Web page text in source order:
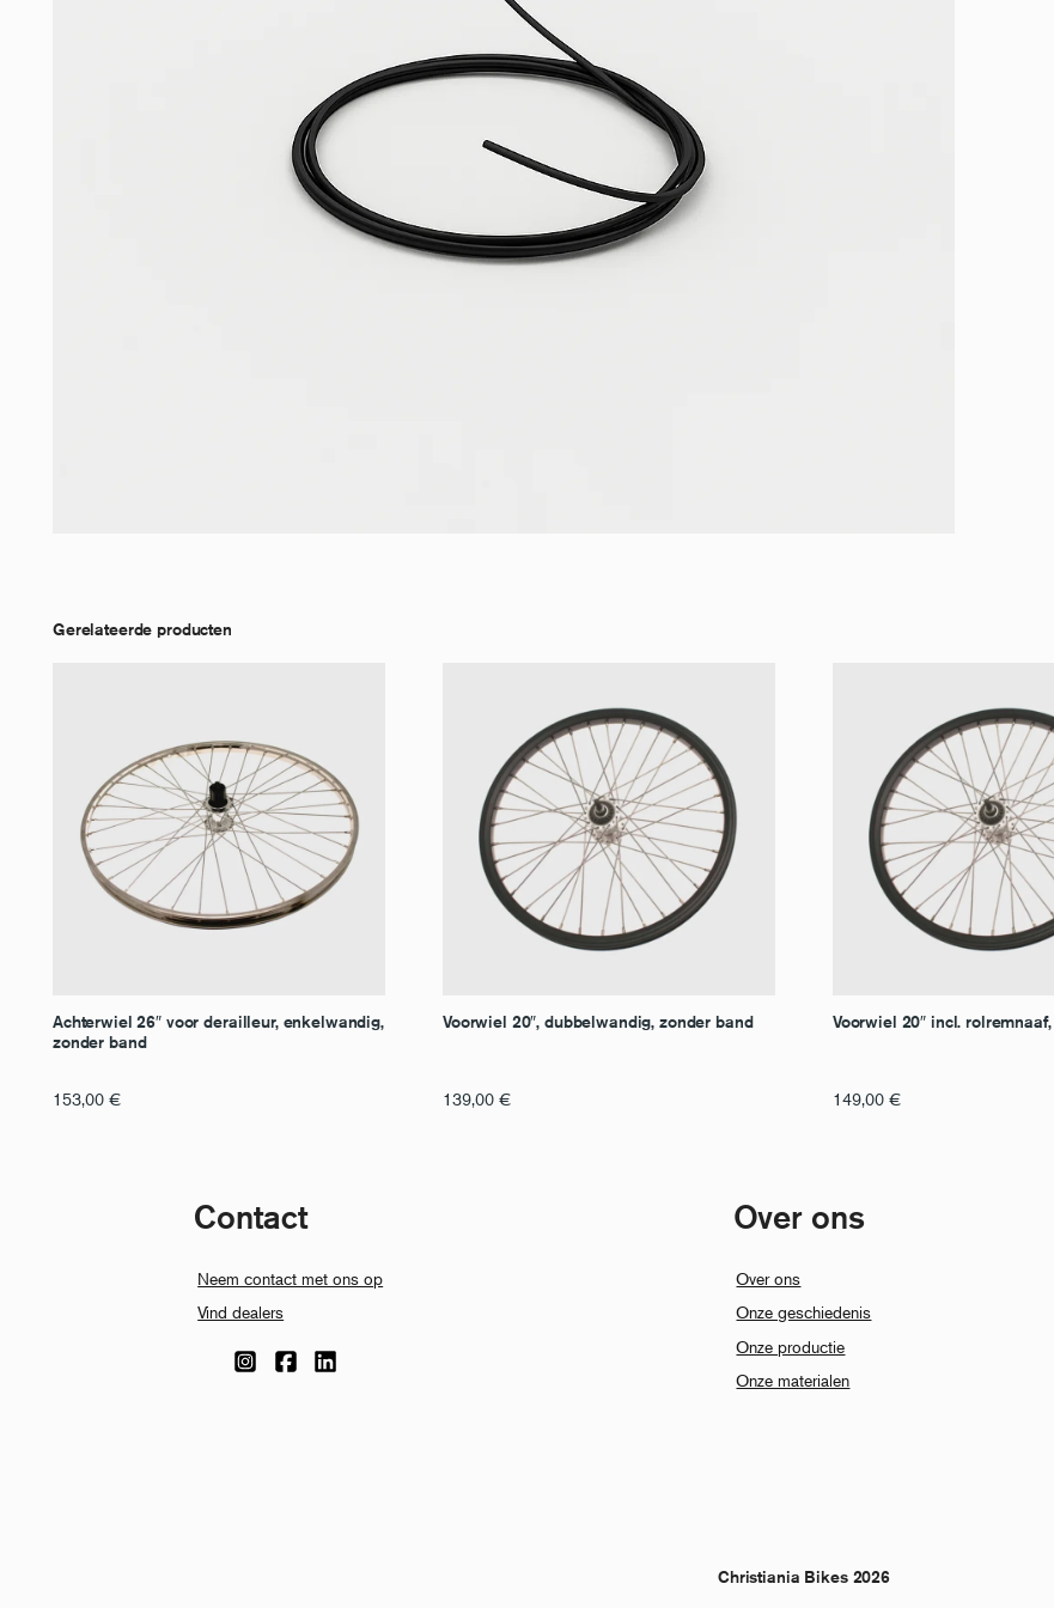
Gerelateerde producten
Achterwiel 26″ voor derailleur, enkelwandig,
zonder band
153,00 €
Voorwiel 20″, dubbelwandig, zonder band
139,00 €
Voorwiel 20″ incl.
149,00 €
Contact
Neem contact met ons op
Vind dealers
Over ons
Over ons
Onze geschiedenis
Onze productie
Onze materialen
Christiania Bikes 2026